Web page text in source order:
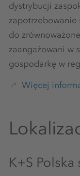
dystrybucji
zapotrzebowanie
do
zaangażowani w
gospodarkę w
Więcej
K+S Polska